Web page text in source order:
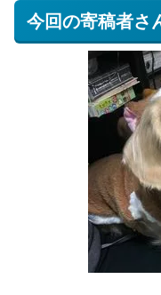
今回の寄稿者さ